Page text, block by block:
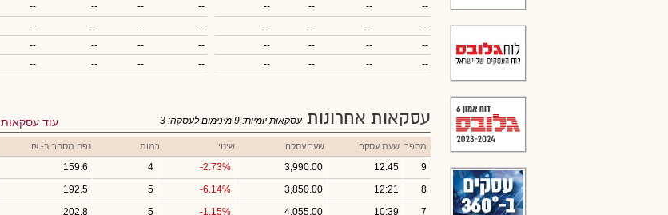
--
--
--
--
--
--
--
--
--
--
--
--
--
--
--
--
--
--
--
--
--
--
--
--
--
--
--
--
--
--
--
--
עסקאות אחרונות עוד עסקאות עסקאות יומיות: 9 מינימום לעסקה: 3
מספר שעת עסקה שער עסקה שינוי כמות נפח מסחר ב- ₪
9
12:45
3,990.00
-2.73%
4
159.6
8
12:21
3,850.00
-6.14%
5
192.5
7
10:39
4,055.00
-1.15%
5
202.8